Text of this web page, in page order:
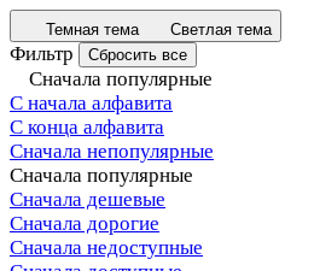
Темная тема Светлая тема
Фильтр Сбросить все
Сначала популярные
С начала алфавита
С конца алфавита
Сначала непопулярные
Сначала популярные
Сначала дешевые
Сначала дорогие
Сначала недоступные